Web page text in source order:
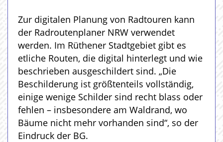
Zur digitalen Planung von Radtouren kann
der Radroutenplaner NRW verwendet
werden. Im Rüthener Stadtgebiet gibt es
etliche Routen, die digital hinterlegt und wie
beschrieben ausgeschildert sind. „Die
Beschilderung ist größtenteils vollständig,
einige wenige Schilder sind recht blass oder
fehlen – insbesondere am Waldrand, wo
Bäume nicht mehr vorhanden sind“, so der
Eindruck der BG.